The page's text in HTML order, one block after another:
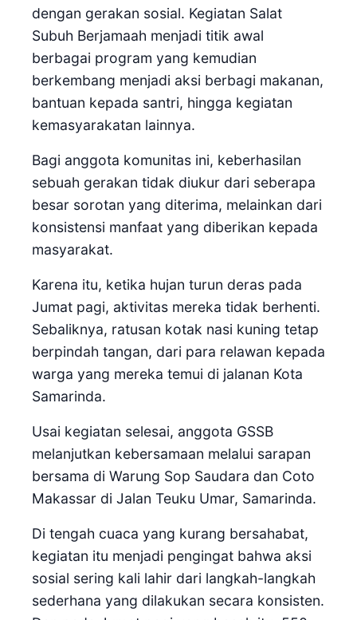
dengan gerakan sosial. Kegiatan Salat
Subuh Berjamaah menjadi titik awal
berbagai program yang kemudian
berkembang menjadi aksi berbagi makanan,
bantuan kepada santri, hingga kegiatan
kemasyarakatan lainnya.
Bagi anggota komunitas ini, keberhasilan
sebuah gerakan tidak diukur dari seberapa
besar sorotan yang diterima, melainkan dari
konsistensi manfaat yang diberikan kepada
masyarakat.
Karena itu, ketika hujan turun deras pada
Jumat pagi, aktivitas mereka tidak berhenti.
Sebaliknya, ratusan kotak nasi kuning tetap
berpindah tangan, dari para relawan kepada
warga yang mereka temui di jalanan Kota
Samarinda.
Usai kegiatan selesai, anggota GSSB
melanjutkan kebersamaan melalui sarapan
bersama di Warung Sop Saudara dan Coto
Makassar di Jalan Teuku Umar, Samarinda.
Di tengah cuaca yang kurang bersahabat,
kegiatan itu menjadi pengingat bahwa aksi
sosial sering kali lahir dari langkah-langkah
sederhana yang dilakukan secara konsisten.